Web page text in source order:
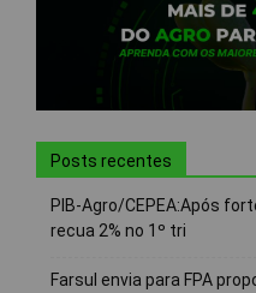
Posts recentes
PIB-Agro/CEPEA:Após
recua 2% no 1º tri
Farsul envia para FPA